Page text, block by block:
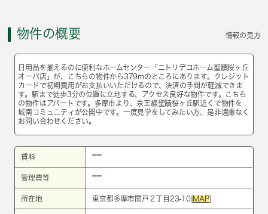
物件の概要 情報の見方
日用品を揃えるのに便利なホームセンター「ニトリデコホーム聖蹟桜ヶ丘
オーパ店」が、こちらの物件から379mのところにあります。クレジット
カードで初期費用がお支払いいただけるので、決済の手間が軽減できま
す。駅まで徒歩3分の位置に立地する、アクセス良好な物件です。こちら
の物件はアパートです。多摩市より、京王線聖蹟桜ヶ丘駅近くで物件を
城南コミュニティが公開中です。一度見学をしてみたい方、是非遠慮なく
お問い合わせください。
賃料 ****
管理費等 ****
所在地 東京都多摩市関戸２丁目23-10[ MAP]